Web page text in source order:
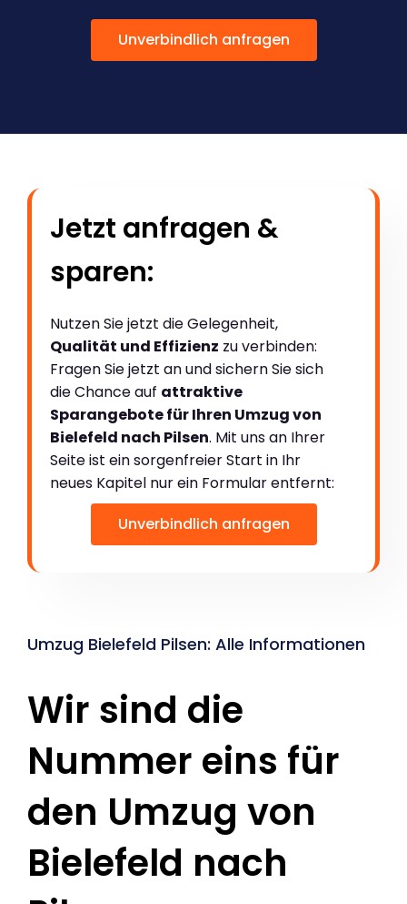
Unverbindlich anfragen
Jetzt anfragen &
sparen:
Nutzen Sie jetzt die Gelegenheit,
Qualität und Effizienz zu verbinden:
Fragen Sie jetzt an und sichern Sie sich
die Chance auf attraktive
Sparangebote für Ihren Umzug von
Bielefeld nach Pilsen. Mit uns an Ihrer
Seite ist ein sorgenfreier Start in Ihr
neues Kapitel nur ein Formular entfernt:
Unverbindlich anfragen
Umzug Bielefeld Pilsen: Alle Informationen
Wir sind die
Nummer eins für
den Umzug von
Bielefeld nach